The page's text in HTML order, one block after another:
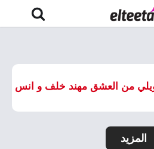
ويلي من العشق مهند خلف و انس
المزيد